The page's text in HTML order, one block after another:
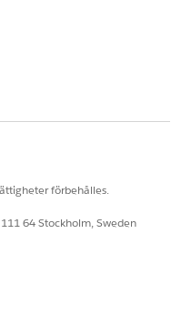
förbehålles.
64 Stockholm, Sweden